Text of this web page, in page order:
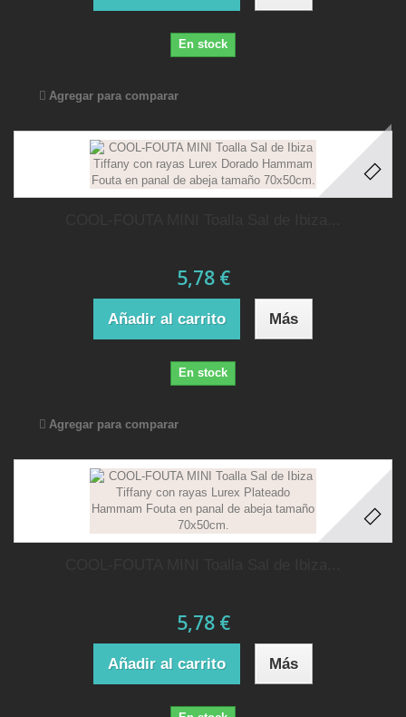
En stock
Agregar para comparar
5,78 €
Añadir al carrito Más
En stock
Agregar para comparar
5,78 €
Añadir al carrito Más